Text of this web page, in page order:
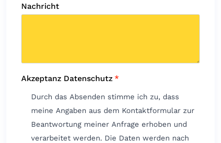
Nachricht
Akzeptanz Datenschutz *
Durch das Absenden stimme ich zu, dass
meine Angaben aus dem Kontaktformular zur
Beantwortung meiner Anfrage erhoben und
verarbeitet werden. Die Daten werden nach